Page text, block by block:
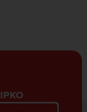
IPKO